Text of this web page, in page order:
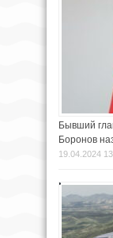
Бывший
Боронов
19.04.2024